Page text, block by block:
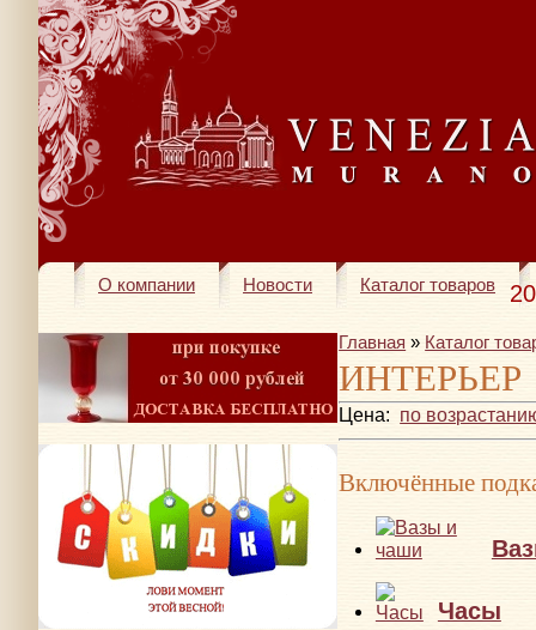
О компании Новости Каталог товаров
Главная » Каталог
ИНТЕРЬЕР
Цена: по
Включённые
Часы